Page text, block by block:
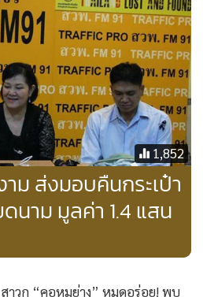
หลังเก็บเกี่ยวผลผลิตขึ้นรถเสร็จก็
จ้างแรงงานล้างคราบดินออกและ
บาท เพื่อให้มีความสดใหม่ ก่อนจะ
าดสี่มุมเมือง เพื่อส่งขายต่อให้
อ 200-300 กิโลกรัม และหมดใน
ด 2 แห่งก็จะกระจายสินค้าสู่จังหวัด
งต่อไป โดยราคาต้นหอมที่ขายส่ง
บาท พ่อค้าแม่ค้าก็จะไปขายปลีก
60 บาท ช่วงเดือน เม.ย.-พ.ค.ที่ผ่าน
งถึงกิโลกรัมละ 120 บาท ซึ่งราคา
างตลาด หากเดือนไหนผักแพงตนก็
ย
1,852
ม ส่งมอบคืนกระเป๋า
นาม มูลค่า 1.4 แสน
สาวก “คอหมูย่าง” หมดอร่อย! พบ